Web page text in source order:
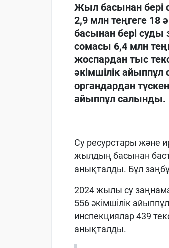
Жыл басынан бері
2,9 млн теңгеге 18
басынан бері
сомасы 6,4 млн
жоспардан тыс
әкімшілік
органдардан
айыппұл салынды.
Су ресурстары және
жылдың басынан
анықталды. Бұл
2024 жылы су
556 әкімшілік
инспекциялар 439
анықталды.